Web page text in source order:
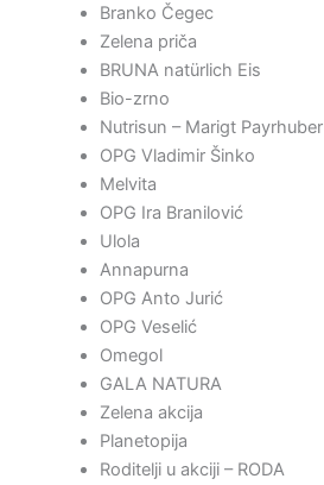
Branko Čegec
Zelena priča
BRUNA natürlich Eis
Bio-zrno
Nutrisun – Marigt Payrhuber
OPG Vladimir Šinko
Melvita
OPG Ira Branilović
Ulola
Annapurna
OPG Anto Jurić
OPG Veselić
Omegol
GALA NATURA
Zelena akcija
Planetopija
Roditelji u akciji – RODA